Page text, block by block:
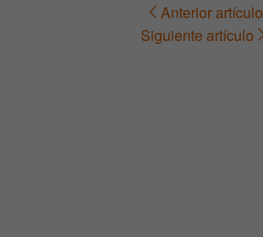
Navegación Anterior artículo
Siguiente artículo